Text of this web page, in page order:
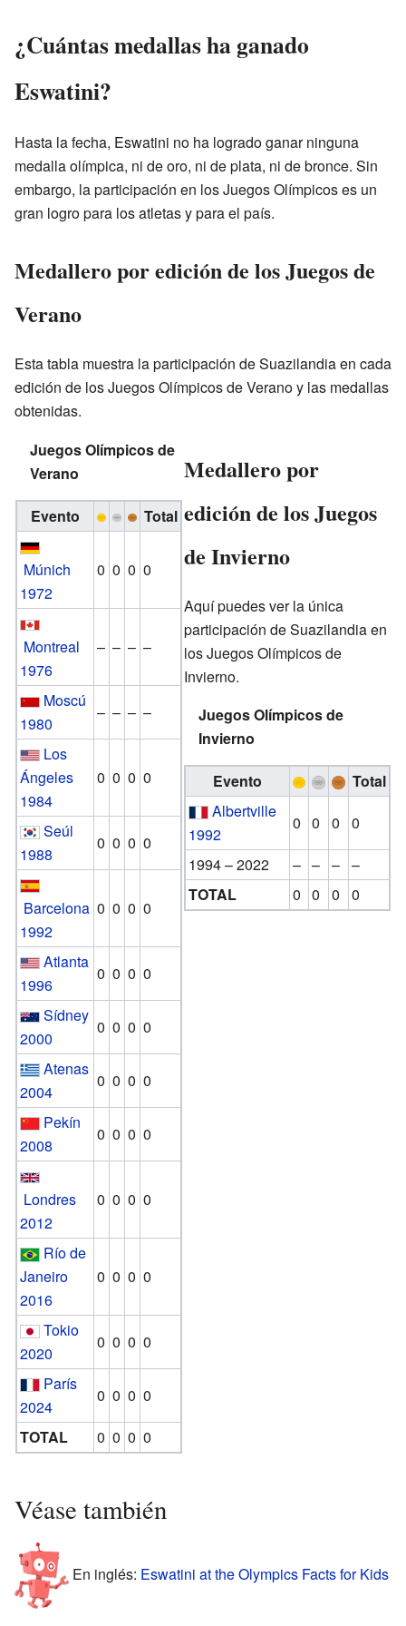
¿Cuántas medallas ha ganado
Eswatini?
Hasta la fecha, Eswatini no ha logrado ganar ninguna
medalla olímpica, ni de oro, ni de plata, ni de bronce. Sin
embargo, la participación en los Juegos Olímpicos es un
gran logro para los atletas y para el país.
Medallero por edición de los Juegos de
Verano
Esta tabla muestra la participación de Suazilandia en cada
edición de los Juegos Olímpicos de Verano y las medallas
obtenidas.
Juegos Olímpicos de
Verano
Evento Total
Múnich
1972
0 0 0 0
Montreal
1976
– – – –
Moscú
1980
– – – –
Los
Ángeles
1984
0 0 0 0
Seúl
1988
0 0 0 0
Barcelona
1992
0 0 0 0
Atlanta
1996
0 0 0 0
Sídney
2000
0 0 0 0
Atenas
2004
0 0 0 0
Pekín
2008
0 0 0 0
Londres
2012
0 0 0 0
Río de
Janeiro
2016
0 0 0 0
Tokio
2020
0 0 0 0
París
2024
0 0 0 0
TOTAL
0 0 0 0
Medallero por
edición de los Juegos
de Invierno
Aquí puedes ver la única
participación de Suazilandia en
los Juegos Olímpicos de
Invierno.
Juegos Olímpicos de
Invierno
Evento
Total
Albertville
1992
0 0 0
0
1994 – 2022
– – – –
TOTAL
0 0 0 0
Véase también
En inglés: Eswatini at the Olympics Facts for Kids